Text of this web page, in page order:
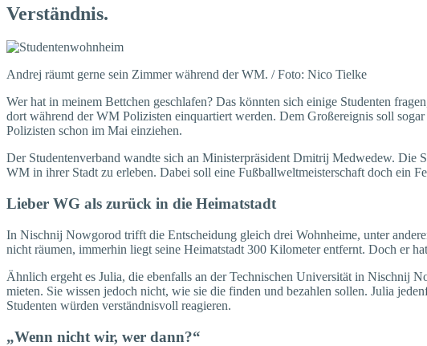
Verständnis.
Andrej räumt gerne sein Zimmer während der WM. / Foto: Nico Tielke
Wer hat in meinem Bettchen geschlafen? Das könnten sich einige Studenten
dort während der WM Polizisten einquartiert werden. Dem Großereignis soll
Polizisten schon im Mai einziehen.
Der Studentenverband wandte sich an Ministerpräsident Dmitrij Medwedew. Die
WM in ihrer Stadt zu erleben. Dabei soll eine Fußballweltmeisterschaft doch ein
Lieber WG als zurück in die Heimatstadt
In Nischnij Nowgorod trifft die Entscheidung gleich drei Wohnheime, unter
nicht räumen, immerhin liegt seine Heimatstadt 300 Kilometer entfernt. Doch er
Ähnlich ergeht es Julia, die ebenfalls an der Technischen Universität in Nischnij
mieten. Sie wissen jedoch nicht, wie sie die finden und bezahlen sollen. Julia
Studenten würden verständnisvoll reagieren.
„Wenn nicht wir, wer dann?“